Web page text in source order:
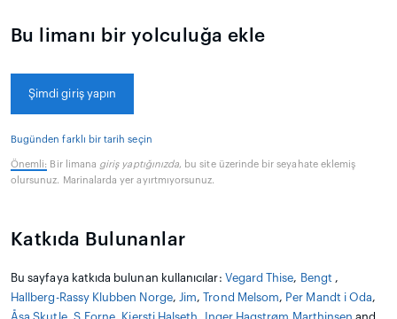
Bu limanı bir yolculuğa ekle
Şimdi giriş yapın
Bugünden farklı bir tarih seçin
Önemli: Bir limana giriş yaptığınızda, bu site üzerinde bir seyahate eklemiş
olursunuz. Marinalarda yer ayırtmıyorsunuz.
Katkıda Bulunanlar
Bu sayfaya katkıda bulunan kullanıcılar: Vegard Thise, Bengt ,
Hallberg-Rassy Klubben Norge, Jim, Trond Melsom, Per Mandt i Oda,